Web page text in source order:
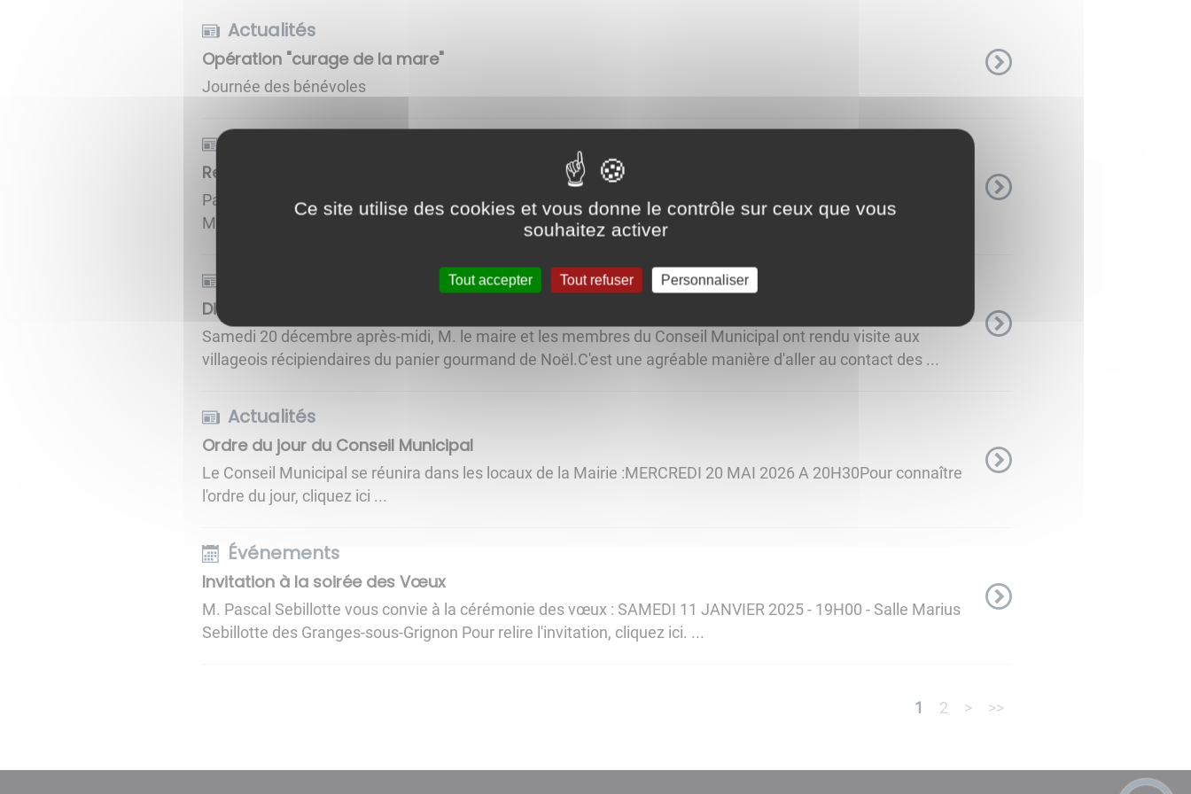
Actualités
Opération "curage de la mare"
Journée des bénévoles
Remise de l'honorariat à M. Bernard Hanson
Par arrêté préfectoral, à la demande M. le Maire Pascal Sebillotte, et agréé par le Conseil
Municipal, l'honorariat vient d'être conféré à M. Bernard Hanson. L'honorariat vise à reconnaître ...
Distribution des colis de Noël
Samedi 20 décembre après-midi, M. le maire et les membres du Conseil Municipal ont rendu visite aux
villageois récipiendaires du panier gourmand de Noël.C'est une agréable manière d'aller au contact des ...
Actualités
Ordre du jour du Conseil Municipal
Le Conseil Municipal se réunira dans les locaux de la Mairie :MERCREDI 20 MAI 2026 A 20H30Pour connaître
l'ordre du jour, cliquez ici ...
Événements
Invitation à la soirée des Vœux
M. Pascal Sebillotte vous convie à la cérémonie des vœux : SAMEDI 11 JANVIER 2025 - 19H00 - Salle Marius
Sebillotte des Granges-sous-Grignon Pour relire l'invitation, cliquez ici. ...
1 2 > >>
Ce site utilise des cookies et vous donne le contrôle sur ceux que vous
souhaitez activer
Tout accepter Tout refuser Personnaliser